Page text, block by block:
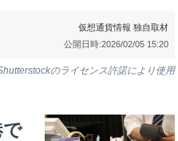
仮想通貨情報 独自取材
公開日時:2026/02/05 15:20
のライセンス許諾により使用
で